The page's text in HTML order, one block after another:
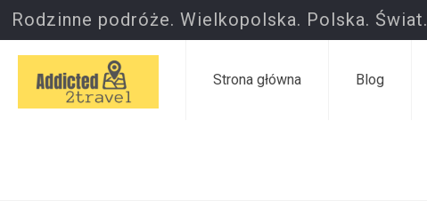
Rodzinne podróże. Wielkopolska. Polska. Świat.
Strona główna Blog